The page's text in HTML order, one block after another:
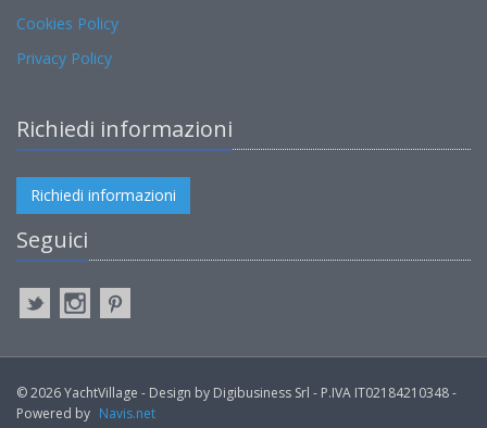
Cookies Policy
Privacy Policy
Richiedi informazioni
Richiedi informazioni
Seguici
© 2026 YachtVillage - Design by Digibusiness Srl - P.IVA IT02184210348 -
Powered by Navis.net